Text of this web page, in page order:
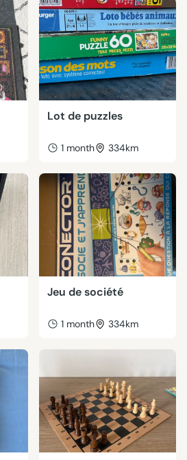
Lot de puzzles
1 month 334km
Jeu de société
1 month 334km